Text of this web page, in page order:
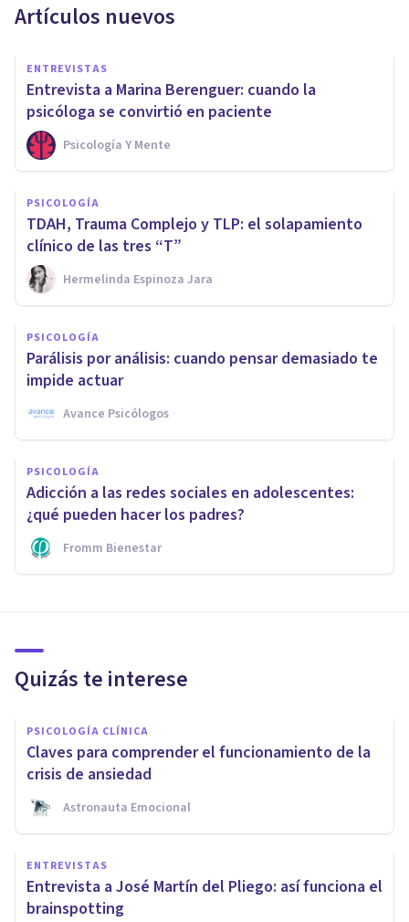
Artículos nuevos
ENTREVISTAS
Entrevista a Marina Berenguer: cuando la
psicóloga se convirtió en paciente
Psicología Y Mente
PSICOLOGÍA
TDAH, Trauma Complejo y TLP: el solapamiento
clínico de las tres “T”
Hermelinda Espinoza Jara
PSICOLOGÍA
Parálisis por análisis: cuando pensar demasiado te
impide actuar
Avance Psicólogos
PSICOLOGÍA
Adicción a las redes sociales en adolescentes:
¿qué pueden hacer los padres?
Fromm Bienestar
Quizás te interese
PSICOLOGÍA CLÍNICA
Claves para comprender el funcionamiento de la
crisis de ansiedad
Astronauta Emocional
ENTREVISTAS
Entrevista a José Martín del Pliego: así funciona el
brainspotting